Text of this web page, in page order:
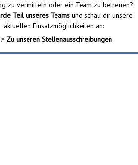
zu vermitteln oder ein Team zu betreuen?
Teil unseres Teams und schau dir unsere
aktuellen Einsatzmöglichkeiten an:
Zu unseren Stellenausschreibungen